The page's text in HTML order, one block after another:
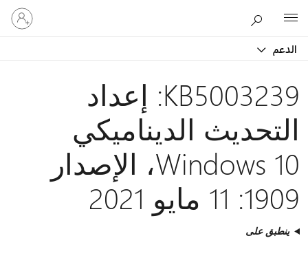
الدعم
تسجيل
الدخول
إلى
KB5003239: إعداد
التحديث الديناميكي
Windows 10، الإصدار
1909: 11 مايو 2021
ينطبق على